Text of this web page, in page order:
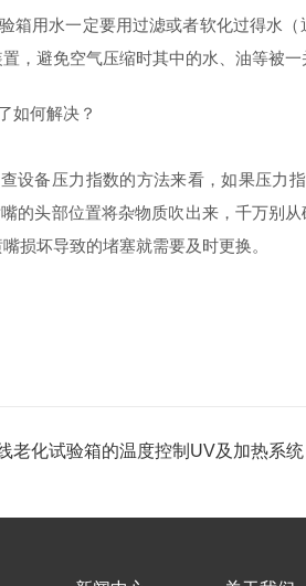
用水一定要用过滤或者软化过得水（
，避免空气压缩时其中的水、油等被
何解决？
备压力指数的方法来看，如果压力指
的头部位置将杂物质吹出来，千万别
损坏导致的堵塞就需要及时更换。
老化试验箱的温度控制UV及加热系统